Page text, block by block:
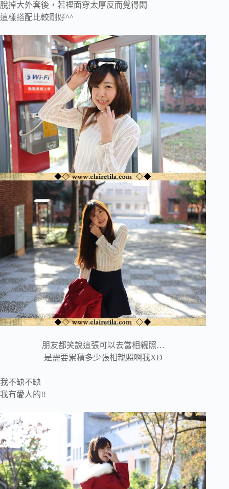
脫掉大外套後，若裡面穿太厚反而覺得悶
這樣搭配比較剛好^^
朋友都笑說這張可以去當相親照…
是需要累積多少張相親照啊我XD
我不缺不缺
我有愛人的!!